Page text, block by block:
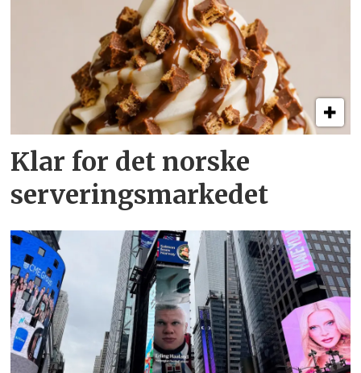
Klar for det norske
serveringsmarkedet